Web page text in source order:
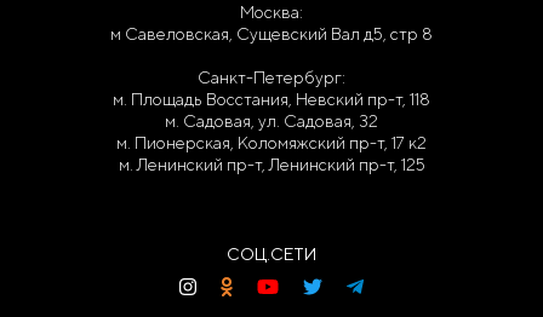
Москва:
м Савеловская, Сущевский Вал д5, стр 8
Санкт-Петербург:
м. Площадь Восстания, Невский пр-т, 118
м. Садовая, ул. Садовая, 32
м. Пионерская, Коломяжский пр-т, 17 к2
м. Ленинский пр-т, Ленинский пр-т, 125
СОЦ.СЕТИ